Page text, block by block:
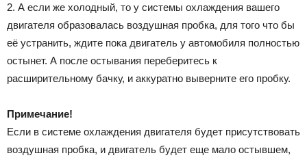
2. А если же холодный, то у системы охлаждения вашего
двигателя образовалась воздушная пробка, для того что бы
её устранить, ждите пока двигатель у автомобиля полностью
остынет. А после остывания переберитесь к
расширительному бачку, и аккуратно выверните его пробку.
Примечание!
Если в системе охлаждения двигателя будет присутствовать
воздушная пробка, и двигатель будет еще мало остывшем,